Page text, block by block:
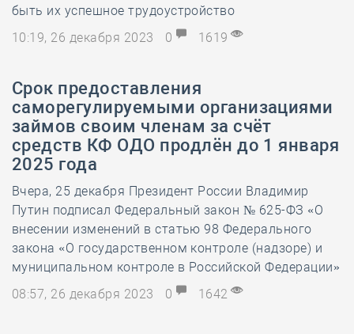
быть их успешное трудоустройство
10:19, 26 декабря 2023
0 1619
Срок предоставления
саморегулируемыми организациями
займов своим членам за счёт
средств КФ ОДО продлён до 1 января
2025 года
Вчера, 25 декабря Президент России Владимир
Путин подписал Федеральный закон № 625-ФЗ «О
внесении изменений в статью 98 Федерального
закона «О государственном контроле (надзоре) и
муниципальном контроле в Российской Федерации»
08:57, 26 декабря 2023
0 1642